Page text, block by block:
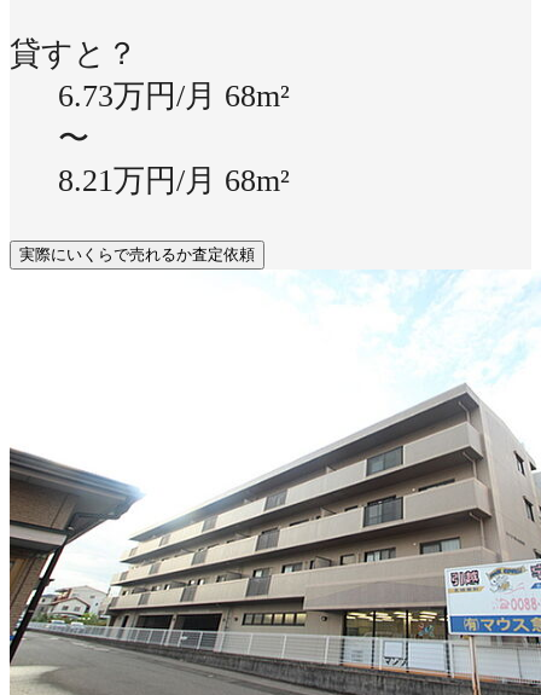
貸すと？
6.73万円/月 68m²
〜
8.21万円/月 68m²
実際にいくらで売れるか査定依頼